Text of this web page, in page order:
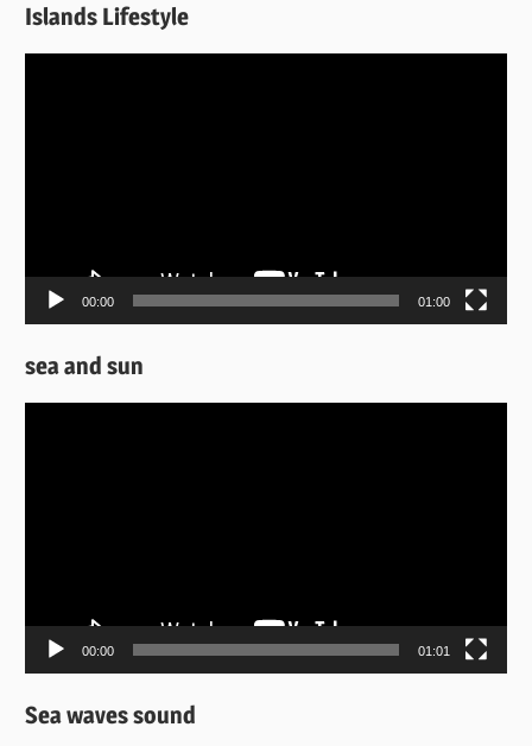
Islands Lifestyle
00:00 01:00
sea and sun
00:00 01:01
Sea waves sound